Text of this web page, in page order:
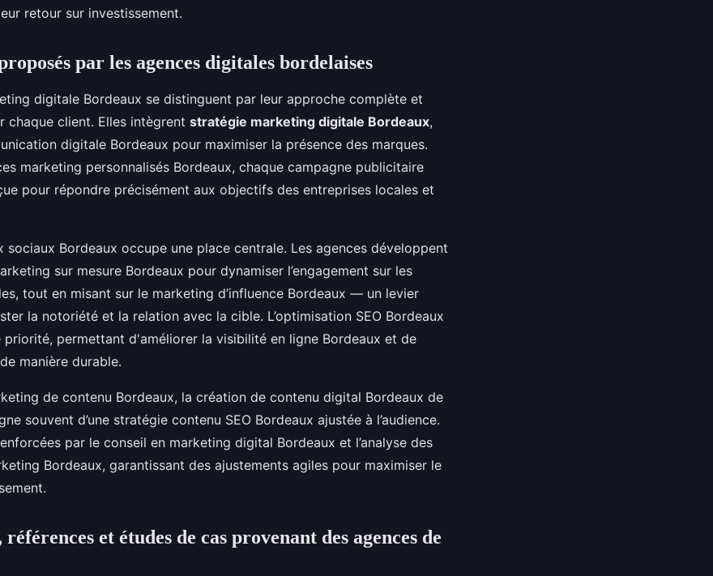
retour sur investissement.
par les agences digitales bordelaises
digitale Bordeaux se distinguent par leur approche complète et
chaque client. Elles intègrent stratégie marketing digitale Bordeaux,
digitale Bordeaux pour maximiser la présence des marques.
marketing personnalisés Bordeaux, chaque campagne publicitaire
pour répondre précisément aux objectifs des entreprises locales et
sociaux Bordeaux occupe une place centrale. Les agences développent
sur mesure Bordeaux pour dynamiser l’engagement sur les
tout en misant sur le marketing d’influence Bordeaux — un levier
la notoriété et la relation avec la cible. L’optimisation SEO Bordeaux
priorité, permettant d'améliorer la visibilité en ligne Bordeaux et de
manière durable.
de contenu Bordeaux, la création de contenu digital Bordeaux de
souvent d’une stratégie contenu SEO Bordeaux ajustée à l’audience.
par le conseil en marketing digital Bordeaux et l’analyse des
Bordeaux, garantissant des ajustements agiles pour maximiser le
et études de cas provenant des agences de